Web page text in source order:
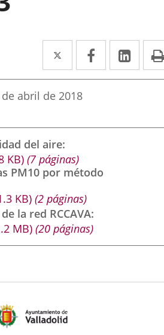
Twitter
Enlace
a
una
externa.
Facebook
Enlace
a
externa.
a
de abril de 2018
del aire
KB) (7 páginas)
PM10 por método
KB) (2 páginas)
la red RCCAVA
MB) (20 páginas)